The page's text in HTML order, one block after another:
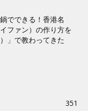
でできる！香港名
ファン）の作り方を
」で教わってきた
351